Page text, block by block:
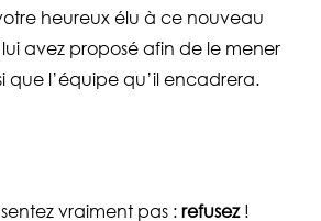
heureux élu à ce nouveau
avez proposé afin de le mener
que l’équipe qu’il encadrera.
vraiment pas : refusez!